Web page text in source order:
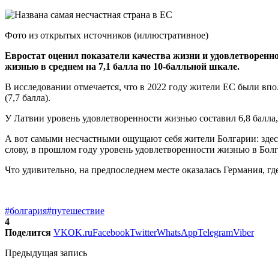
Фото из открытых источников (иллюстративное)
Евростат оценил показатели качества жизни и
жизнью в среднем на 7,1 балла по 10-балльной шкале.
В исследовании отмечается, что в 2022 году жители ЕС были
(7,7 балла).
У Латвии уровень удовлетворенности жизнью составил 6,8
А вот самыми несчастными ощущают себя жители Болгарии:
слову, в прошлом году уровень удовлетворенности жизнью в
Что удивительно, на предпоследнем месте оказалась Германия,
#болгария#путешествие
4
Поделится VKOK.ruFacebookTwitterWhatsAppTelegramViber
Предыдущая запись